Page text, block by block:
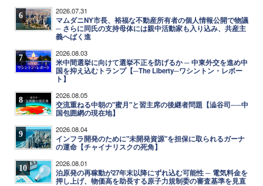
6 2026.07.31
マムダニNY市長、裕福な不動産所有者の個人情報公開で物議
─ さらに同氏の支持母体には親中活動家も入り込み、共産主
義へばく進
7 2026.08.03
米中間選挙に向けて選挙不正を防げるか ─ 中東外交を進め中
国を抑え込むトランプ【─The Liberty─ワシントン・レポー
ト】
8 2026.08.05
交流重ねる中朝の"蜜月"と習主席の後継者問題【澁谷司──中
国包囲網の現在地】
9 2026.08.04
インフラ開発のために"未開発資源"を担保に取られるガーナ
の運命【チャイナリスクの死角】
10 2026.08.01
泊原発の再稼動が27年末以降にずれ込む可能性 ─ 電気料金を
押し上げ、物価高を助長する原子力規制委の審査基準を見直